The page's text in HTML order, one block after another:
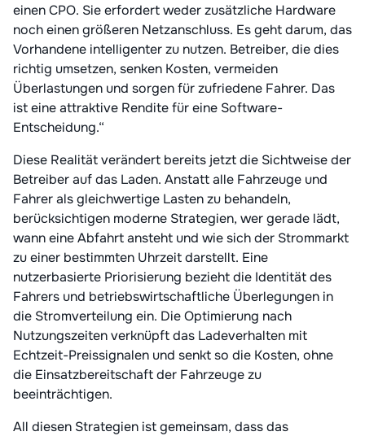
einen CPO. Sie erfordert weder zusätzliche Hardware
noch einen größeren Netzanschluss. Es geht darum, das
Vorhandene intelligenter zu nutzen. Betreiber, die dies
richtig umsetzen, senken Kosten, vermeiden
Überlastungen und sorgen für zufriedene Fahrer. Das
ist eine attraktive Rendite für eine Software-
Entscheidung.“
Diese Realität verändert bereits jetzt die Sichtweise der
Betreiber auf das Laden. Anstatt alle Fahrzeuge und
Fahrer als gleichwertige Lasten zu behandeln,
berücksichtigen moderne Strategien, wer gerade lädt,
wann eine Abfahrt ansteht und wie sich der Strommarkt
zu einer bestimmten Uhrzeit darstellt. Eine
nutzerbasierte Priorisierung bezieht die Identität des
Fahrers und betriebswirtschaftliche Überlegungen in
die Stromverteilung ein. Die Optimierung nach
Nutzungszeiten verknüpft das Ladeverhalten mit
Echtzeit-Preissignalen und senkt so die Kosten, ohne
die Einsatzbereitschaft der Fahrzeuge zu
beeinträchtigen.
All diesen Strategien ist gemeinsam, dass das